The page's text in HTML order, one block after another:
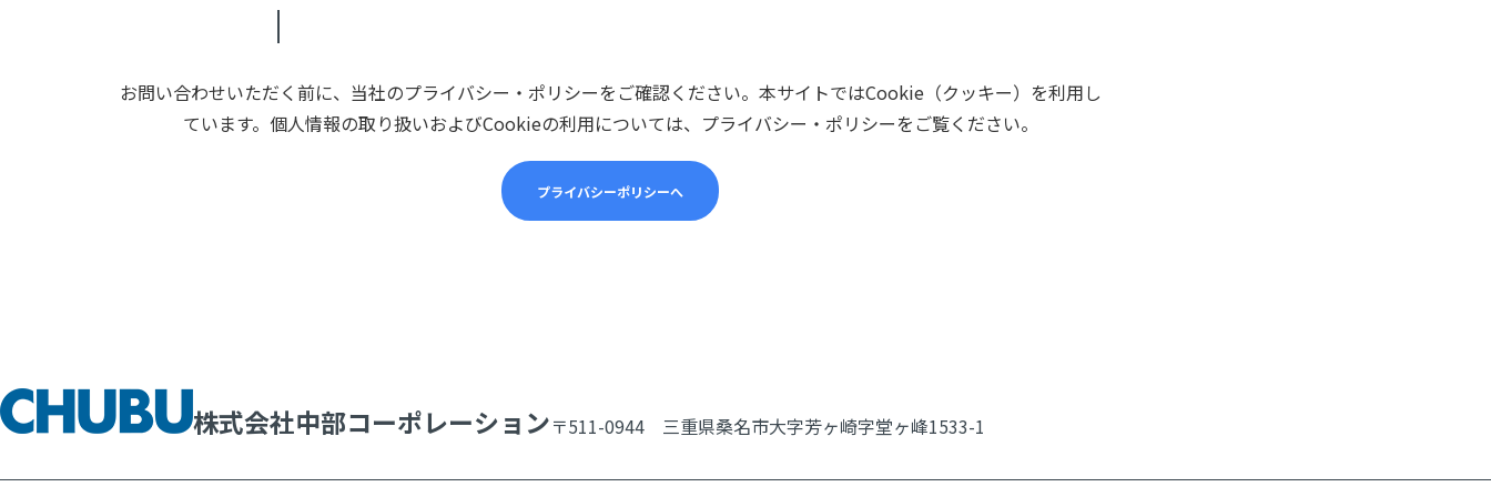
お問い合わせいただく前に、当社のプライバシー・ポリシーをご確認ください。本サイトではCookie（クッキー）を利用し
ています。個人情報の取り扱いおよびCookieの利用については、プライバシー・ポリシーをご覧ください。
プライバシーポリシーへ
株式会社中部コーポレーション〒511-0944 三重県桑名市大字芳ヶ崎字堂ヶ峰1533-1